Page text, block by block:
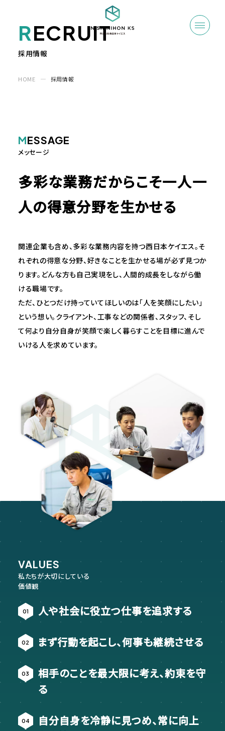
RECRUIT
採用情報
HOME 採用情報
MESSAGE
メッセージ
多彩な業務だからこそ一人一
人の得意分野を生かせる
関連企業も含め、多彩な業務内容を持つ西日本ケイエス。そ
れぞれの得意な分野、好きなことを生かせる場が必ず見つか
ります。どんな方も自己実現をし、人間的成長をしながら働
ける職場です。
ただ、ひとつだけ持っていてほしいのは「人を笑顔にしたい」
という想い。クライアント、工事などの関係者、スタッフ、そし
て何より自分自身が笑顔で楽しく暮らすことを目標に進んで
いける人を求めています。
VALUES
私たちが大切にしている
価値観
人や社会に役立つ仕事を追求する
まず行動を起こし、何事も継続させる
相手のことを最大限に考え、約束を守
る
自分自身を冷静に見つめ、常に向上